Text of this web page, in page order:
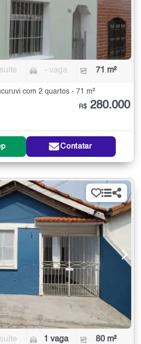
- vaga 71 m²
com 2 quartos - 71 m²
R$ 280.000
Contatar
1 vaga 80 m²